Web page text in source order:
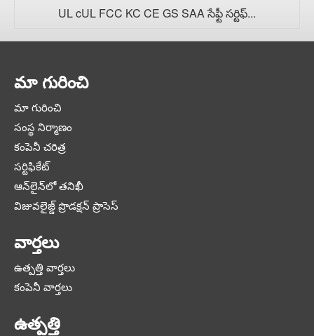
UL cUL FCC KC CE GS SAA సేఫ్టీ సర్టిఫ్...
మా గురించి
మా గురించి
సంస్థ నిర్మాణం
కంపెనీ చరిత్ర
సర్టిఫికేట్
ఆన్‌లైన్‌లో తనిఖీ
విజువలైజ్డ్ ప్రొడక్షన్ ప్రాసెస్
వార్తలు
ఉత్పత్తి వార్తలు
కంపెనీ వార్తలు
ఉత్పత్తి